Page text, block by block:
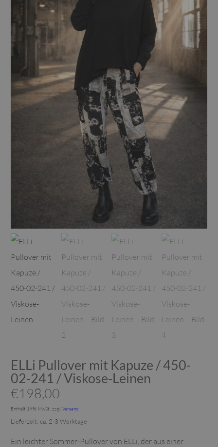
ELLi Pullover mit Kapuze / 450-
02-241 / Viskose-Leinen
€198,00
Enthält 19% MwSt. zzgl.Versand
Lieferzeit: ca. 2-3 Werktage
Ein leichter Sommer-Pullover von ELLi, der aus einer